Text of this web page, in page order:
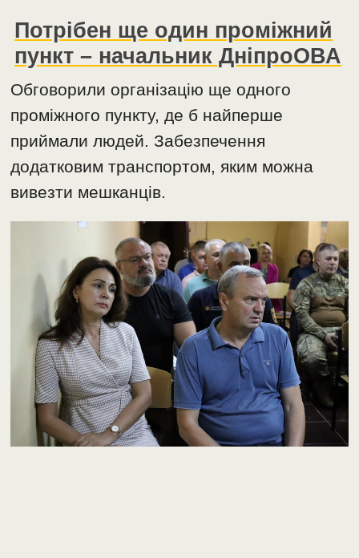
Потрібен ще один проміжний
пункт – начальник ДніпроОВА
Обговорили організацію ще одного
проміжного пункту, де б найперше
приймали людей. Забезпечення
додатковим транспортом, яким можна
вивезти мешканців.